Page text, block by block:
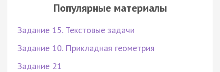
Популярные материалы
Задание 15. Текстовые задачи
Задание 10. Прикладная геометрия
Задание 21